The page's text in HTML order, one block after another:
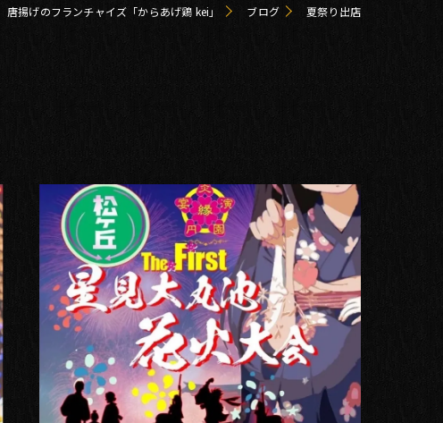
唐揚げのフランチャイズ「からあげ鶏 kei」 ブログ 夏祭り出店